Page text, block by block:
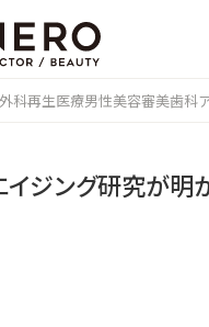
科再生医療男性美容審美歯科
イジング研究が